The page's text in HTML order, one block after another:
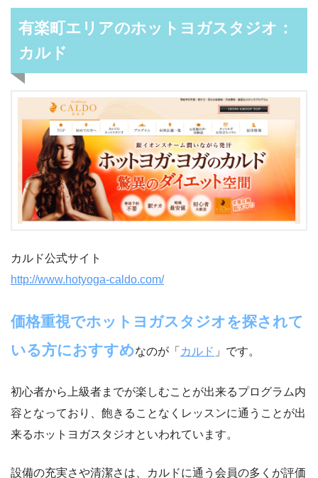
有楽町エリアのホットヨガスタジオ：
カルド
カルド公式サイト
http://www.hotyoga-caldo.com/
価格重視でホットヨガスタジオを探されて
いる方におすすめなのが「 カルド 」です。
初心者から上級者までが楽しむことが出来るプログラム内
容となっており、飽きることなくレッスンに通うことが出
来るホットヨガスタジオといわれています。
設備の充実さや清潔さは、カルドに通う会員の多くが評価